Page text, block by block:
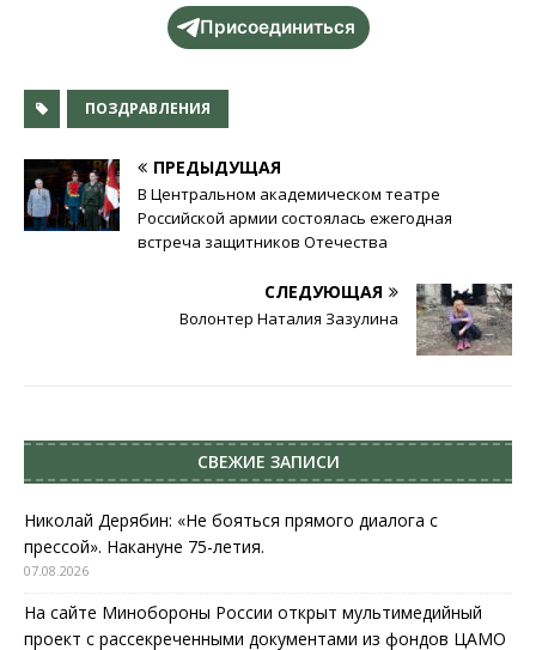
Присоединиться
ПОЗДРАВЛЕНИЯ
ПРЕДЫДУЩАЯ
В Центральном академическом театре
Российской армии состоялась ежегодная
встреча защитников Отечества
СЛЕДУЮЩАЯ
Волонтер Наталия Зазулина
СВЕЖИЕ ЗАПИСИ
Николай Дерябин: «Не бояться прямого диалога с
прессой». Накануне 75-летия.
07.08.2026
На сайте Минобороны России открыт мультимедийный
проект с рассекреченными документами из фондов ЦАМО